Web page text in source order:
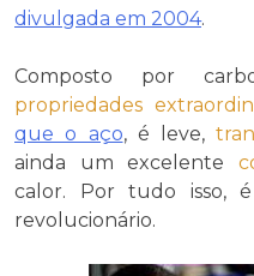
divulgada em 2004.
Composto por
propriedades
que o aço, é leve,
ainda um excelente
calor. Por tudo isso,
revolucionário.